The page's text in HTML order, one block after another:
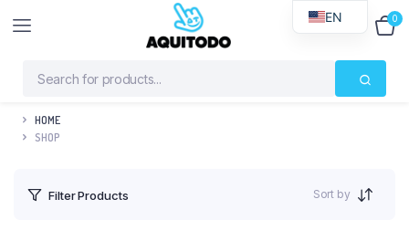
0
HOME
SHOP
Filter Products Sort by
EN